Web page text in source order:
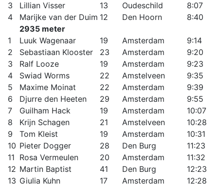
3
Lillian Visser 13 Oudeschild
8:07
4
Marijke van der Duim 12 Den Hoorn
8:40
2935 meter
1
Luuk Wagenaar 19 Amsterdam
9:14
2
Sebastiaan Klooster 23 Amsterdam
9:20
3
Ralf Looze 19 Amsterdam
9:23
4
Swiad Worms 22 Amstelveen
9:35
5
Maxime Moinat 22 Amsterdam
9:39
6
Djurre den Heeten 29 Amsterdam
9:55
7
Guilham Hack 19 Amsterdam
10:07
8
Krijn Schagen 21 Amstelveen
10:28
9
Tom Kleist 19 Amsterdam
10:31
10 Pieter Dogger 28 Den Burg
11:23
11 Rosa Vermeulen 20 Amsterdam
11:32
12 Martin Baptist 41 Den Burg
12:23
13 Giulia Kuhn 17 Amsterdam
12:28